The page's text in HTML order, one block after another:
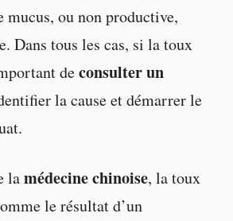
mucus, ou non productive,
Dans tous les cas, si la toux
deconsulter un
la cause et démarrer le
lamédecine chinoise, la toux
le résultat d’un